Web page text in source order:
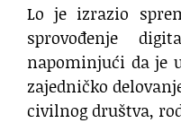
Lo je izrazio
sprovođenje
napominjući da je
zajedničko
civilnog društva,